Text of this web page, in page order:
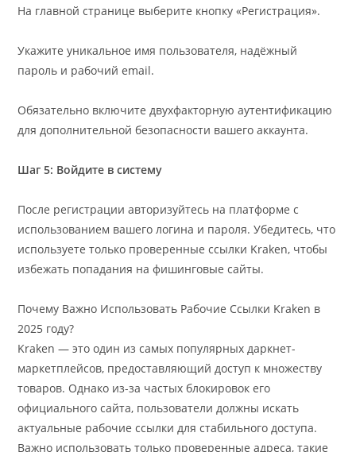
На главной странице выберите кнопку «Регистрация».
Укажите уникальное имя пользователя, надёжный
пароль и рабочий email.
Обязательно включите двухфакторную аутентификацию
для дополнительной безопасности вашего аккаунта.
Шаг 5: Войдите в систему
После регистрации авторизуйтесь на платформе с
использованием вашего логина и пароля. Убедитесь, что
используете только проверенные ссылки Kraken, чтобы
избежать попадания на фишинговые сайты.
Почему Важно Использовать Рабочие Ссылки Kraken в
2025 году?
Kraken — это один из самых популярных даркнет-
маркетплейсов, предоставляющий доступ к множеству
товаров. Однако из-за частых блокировок его
официального сайта, пользователи должны искать
актуальные рабочие ссылки для стабильного доступа.
Важно использовать только проверенные адреса, такие